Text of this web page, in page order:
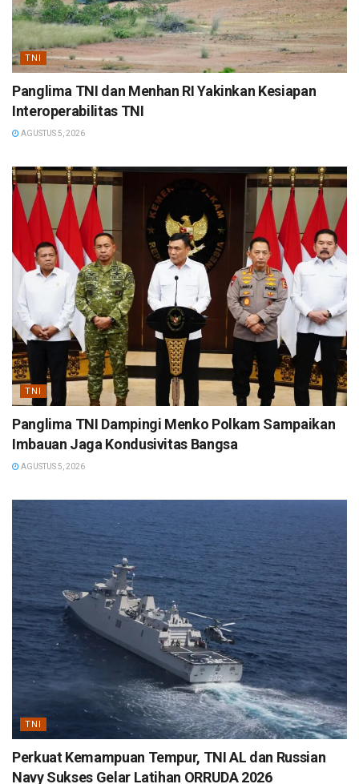
TNI
Panglima TNI dan Menhan RI Yakinkan Kesiapan
Interoperabilitas TNI
AGUSTUS 5, 2026
TNI
Panglima TNI Dampingi Menko Polkam Sampaikan
Imbauan Jaga Kondusivitas Bangsa
AGUSTUS 5, 2026
TNI
Perkuat Kemampuan Tempur, TNI AL dan Russian
Navy Sukses Gelar Latihan ORRUDA 2026